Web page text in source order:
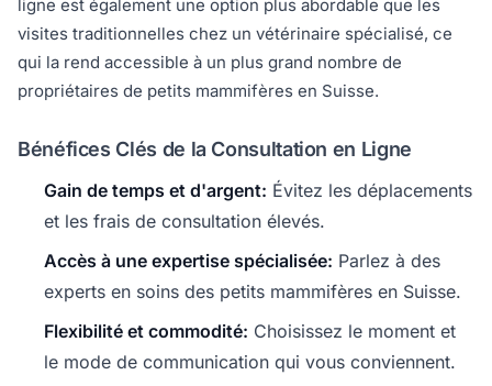
ligne est également une option plus abordable que les
visites traditionnelles chez un vétérinaire spécialisé, ce
qui la rend accessible à un plus grand nombre de
propriétaires de petits mammifères en Suisse.
Bénéfices Clés de la Consultation en Ligne
Gain de temps et d'argent: Évitez les déplacements
et les frais de consultation élevés.
Accès à une expertise spécialisée: Parlez à des
experts en soins des petits mammifères en Suisse.
Flexibilité et commodité: Choisissez le moment et
le mode de communication qui vous conviennent.